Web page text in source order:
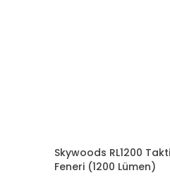
Skywoods RL1200
Feneri (1200 Lümen)